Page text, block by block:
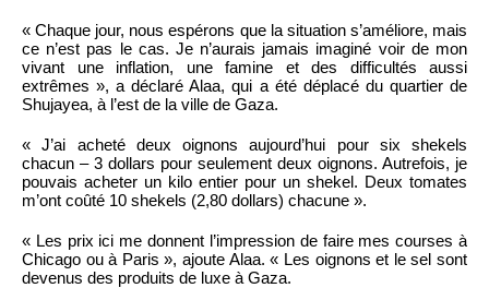
« Chaque jour, nous espérons que la situation s’améliore, mais
ce n’est pas le cas. Je n’aurais jamais imaginé voir de mon
vivant une inflation, une famine et des difficultés aussi
extrêmes », a déclaré Alaa, qui a été déplacé du quartier de
Shujayea, à l’est de la ville de Gaza.
« J’ai acheté deux oignons aujourd’hui pour six shekels
chacun – 3 dollars pour seulement deux oignons. Autrefois, je
pouvais acheter un kilo entier pour un shekel. Deux tomates
m’ont coûté 10 shekels (2,80 dollars) chacune ».
« Les prix ici me donnent l’impression de faire mes courses à
Chicago ou à Paris », ajoute Alaa. « Les oignons et le sel sont
devenus des produits de luxe à Gaza.